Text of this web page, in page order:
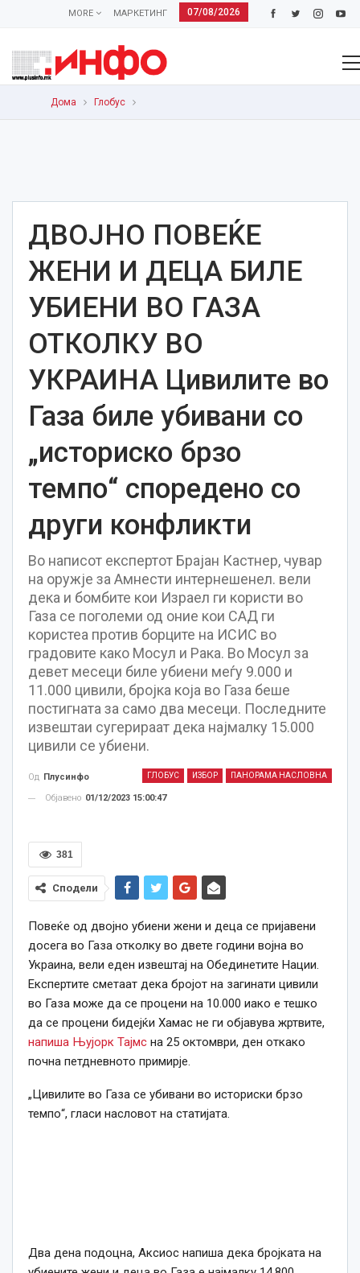
07/08/2026
МАРКЕТИНГ
MORE
Дома Глобус
ДВОЈНО ПОВЕЌЕ
ЖЕНИ И ДЕЦА БИЛЕ
УБИЕНИ ВО ГАЗА
ОТКОЛКУ ВО
УКРАИНА Цивилите во
Газа биле убивани со
„историско брзо
темпо“ споредено со
други конфликти
Во написот експертот Брајан Кастнер, чувар
на оружје за Амнести интернешенел. вели
дека и бомбите кои Израел ги користи во
Газа се поголеми од оние кои САД ги
користеа против борците на ИСИС во
градовите како Мосул и Рака. Во Мосул за
девет месеци биле убиени меѓу 9.000 и
11.000 цивили, бројка која во Газа беше
постигната за само два месеци. Последните
извештаи сугерираат дека најмалку 15.000
цивили се убиени.
ГЛОБУС ИЗБОР ПАНОРАМА НАСЛОВНА
Од Плусинфо
Објавено 01/12/2023 15:00:47
381
Сподели
Повеќе од двојно убиени жени и деца се пријавени
досега во Газа отколку во двете години војна во
Украина, вели еден извештај на Обединетите Нации.
Експертите сметаат дека бројот на загинати цивили
во Газа може да се процени на 10.000 иако е тешко
да се процени бидејќи Хамас не ги објавува жртвите,
напиша Њујорк Тајмс на 25 октомври, ден откако
почна петдневното примирје.
„Цивилите во Газа се убивани во историски брзо
темпо“, гласи насловот на статијата.
Два дена подоцна, Аксиос напиша дека бројката на